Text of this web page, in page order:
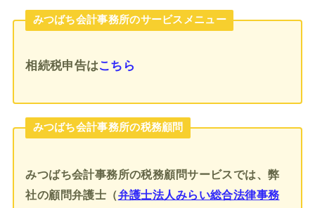
みつばち会計事務所のサービスメニュー
相続税申告はこちら
みつばち会計事務所の税務顧問
みつばち会計事務所の税務顧問サービスでは、弊
社の顧問弁護士（弁護士法人みらい総合法律事務